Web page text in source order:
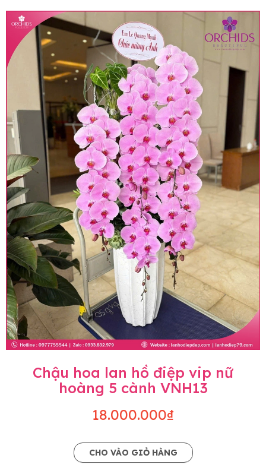
Chậu hoa lan hồ điệp vip nữ
hoàng 5 cành VNH13
18.000.000₫
CHO VÀO GIỎ HÀNG